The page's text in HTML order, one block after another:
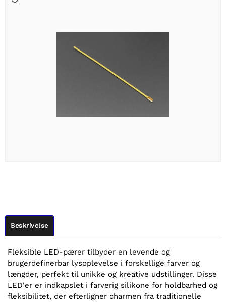
Beskrivelse
Fleksible LED-pærer tilbyder en levende og
brugerdefinerbar lysoplevelse i forskellige farver og
længder, perfekt til unikke og kreative udstillinger. Disse
LED'er er indkapslet i farverig silikone for holdbarhed og
fleksibilitet, der efterligner charmen fra traditionelle